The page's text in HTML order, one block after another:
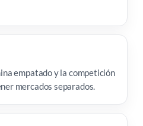
empatado y la competición
mercados separados.